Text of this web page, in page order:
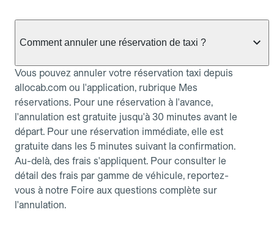
Comment annuler une réservation de taxi ?
Vous pouvez annuler votre réservation taxi depuis
allocab.com ou l'application, rubrique Mes
réservations. Pour une réservation à l'avance,
l'annulation est gratuite jusqu'à 30 minutes avant le
départ. Pour une réservation immédiate, elle est
gratuite dans les 5 minutes suivant la confirmation.
Au-delà, des frais s'appliquent. Pour consulter le
détail des frais par gamme de véhicule, reportez-
vous à notre Foire aux questions complète sur
l'annulation.